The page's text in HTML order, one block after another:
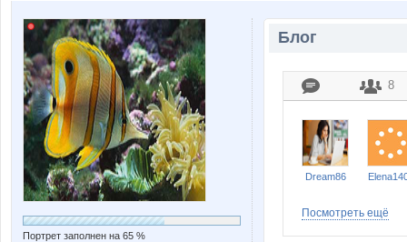
Портрет заполнен на 65 %
Блог
8
Dream86
Посмотреть ещё